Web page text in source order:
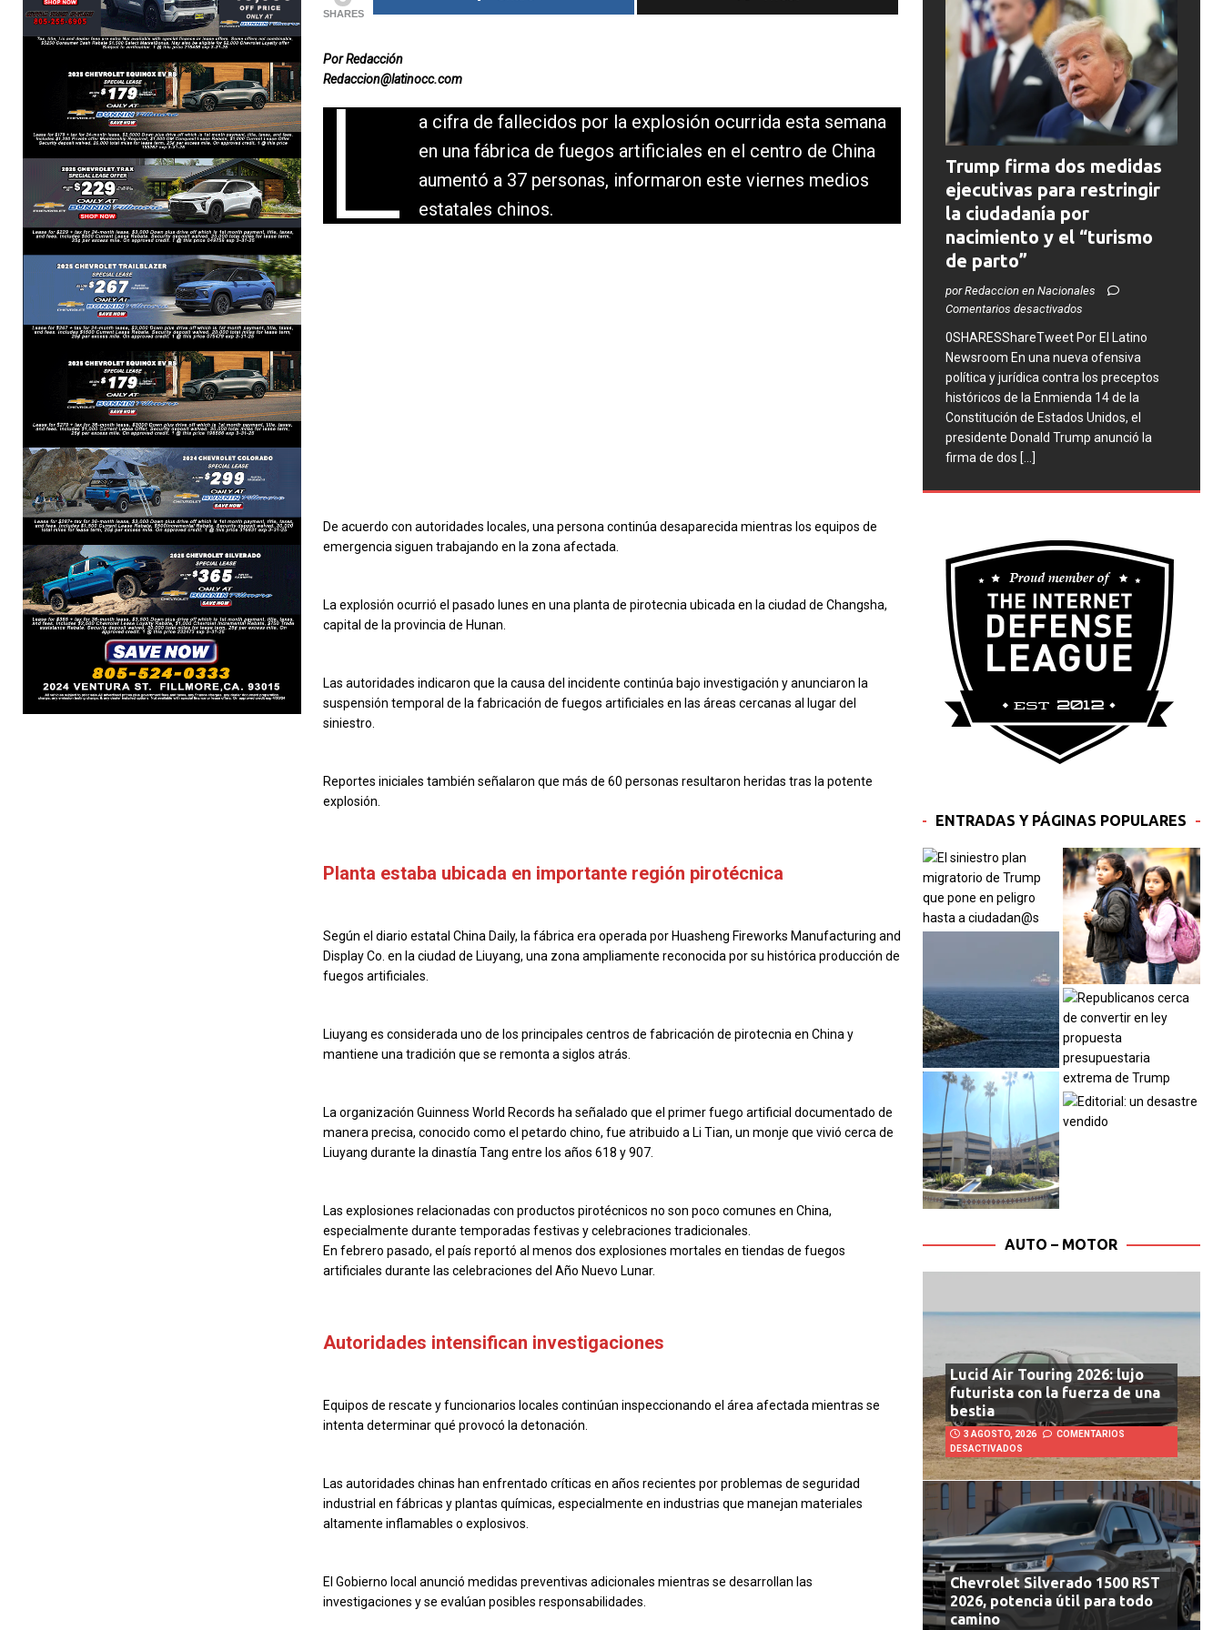
SHARES
Por Redacción
Redaccion@latinocc.com
L
a cifra de fallecidos por la explosión ocurrida esta semana
en una fábrica de fuegos artificiales en el centro de China
aumentó a 37 personas, informaron este viernes medios
estatales chinos.
De acuerdo con autoridades locales, una persona continúa desaparecida mientras los equipos de
emergencia siguen trabajando en la zona afectada.
La explosión ocurrió el pasado lunes en una planta de pirotecnia ubicada en la ciudad de Changsha,
capital de la provincia de Hunan.
Las autoridades indicaron que la causa del incidente continúa bajo investigación y anunciaron la
suspensión temporal de la fabricación de fuegos artificiales en las áreas cercanas al lugar del
siniestro.
Reportes iniciales también señalaron que más de 60 personas resultaron heridas tras la potente
explosión.
Planta estaba ubicada en importante región pirotécnica
Según el diario estatal China Daily, la fábrica era operada por Huasheng Fireworks Manufacturing and
Display Co. en la ciudad de Liuyang, una zona ampliamente reconocida por su histórica producción de
fuegos artificiales.
Liuyang es considerada uno de los principales centros de fabricación de pirotecnia en China y
mantiene una tradición que se remonta a siglos atrás.
La organización Guinness World Records ha señalado que el primer fuego artificial documentado de
manera precisa, conocido como el petardo chino, fue atribuido a Li Tian, un monje que vivió cerca de
Liuyang durante la dinastía Tang entre los años 618 y 907.
Las explosiones relacionadas con productos pirotécnicos no son poco comunes en China,
especialmente durante temporadas festivas y celebraciones tradicionales.
En febrero pasado, el país reportó al menos dos explosiones mortales en tiendas de fuegos
artificiales durante las celebraciones del Año Nuevo Lunar.
Autoridades intensifican investigaciones
Equipos de rescate y funcionarios locales continúan inspeccionando el área afectada mientras se
intenta determinar qué provocó la detonación.
Las autoridades chinas han enfrentado críticas en años recientes por problemas de seguridad
industrial en fábricas y plantas químicas, especialmente en industrias que manejan materiales
altamente inflamables o explosivos.
El Gobierno local anunció medidas preventivas adicionales mientras se desarrollan las
investigaciones y se evalúan posibles responsabilidades.
Trump firma dos medidas
ejecutivas para restringir
la ciudadanía por
nacimiento y el “turismo
de parto”
por Redaccion en Nacionales
Comentarios desactivados
0SHARESShareTweet ​Por El Latino
Newsroom ​En una nueva ofensiva
política y jurídica contra los preceptos
históricos de la Enmienda 14 de la
Constitución de Estados Unidos, el
presidente Donald Trump anunció la
firma de dos [...]
ENTRADAS Y PÁGINAS POPULARES
AUTO – MOTOR
Lucid Air Touring 2026: lujo
futurista con la fuerza de una
bestia
3 AGOSTO, 2026
COMENTARIOS
DESACTIVADOS
Chevrolet Silverado 1500 RST
2026, potencia útil para todo
camino